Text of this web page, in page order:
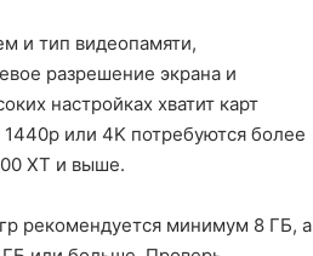
и тип видеопамяти,
разрешение экрана и
настройках хватит карт
или 4K потребуются более
XT и выше.
рекомендуется минимум 8 ГБ, а